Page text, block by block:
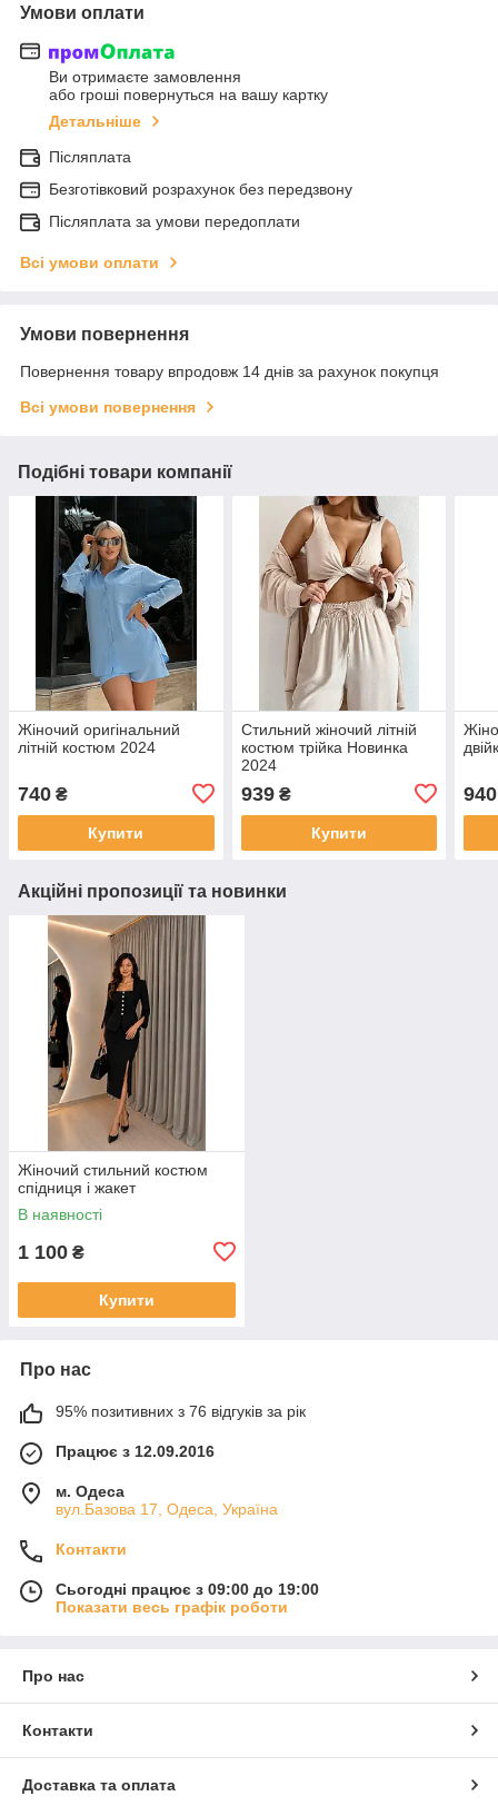
Умови оплати
Ви отримаєте замовлення
або гроші повернуться на вашу картку
Детальніше
Післяплата
Безготівковий розрахунок без передзвону
Післяплата за умови передоплати
Всі умови оплати
Умови повернення
Повернення товару впродовж 14 днів за рахунок покупця
Всі умови повернення
Подібні товари компанії
Жіночий оригінальний
літній костюм 2024
740 ₴
Купити
Стильний жіночий літній
костюм трійка Новинка
2024
939₴
Купити
940
Акційні пропозиції та новинки
Жіночий стильний костюм
спідниця і жакет
В наявності
1 100 ₴
Купити
Про нас
95% позитивних з 76 відгуків за рік
Працює з 12.09.2016
м. Одеса
вул.Базова 17, Одеса, Україна
Контакти
Сьогодні працює з 09:00 до 19:00
Показати весь графік роботи
Про нас
Контакти
Доставка та оплата